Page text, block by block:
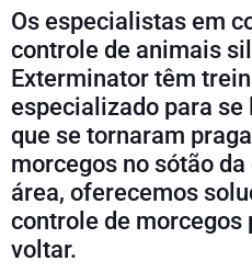
Os especialistas em
controle de animais
Exterminator têm
especializado para
que se tornaram
morcegos no sótão
área, oferecemos
controle de morcegos
voltar.